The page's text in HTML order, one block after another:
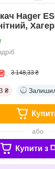
Hager
3 148,33 ₴
₴
або
Купити з